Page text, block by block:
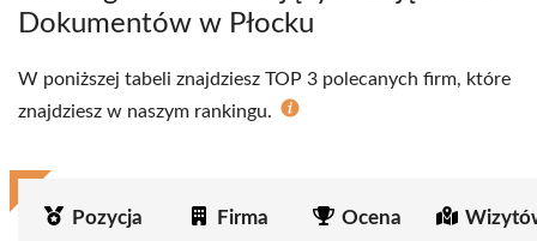
Dokumentów w Płocku
W poniższej tabeli znajdziesz TOP 3 polecanych firm, które
znajdziesz w naszym rankingu.
Pozycja Firma Ocena